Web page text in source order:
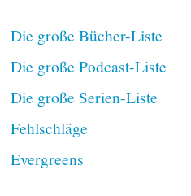
Die große Bücher-Liste
Die große Podcast-Liste
Die große Serien-Liste
Fehlschläge
Evergreens